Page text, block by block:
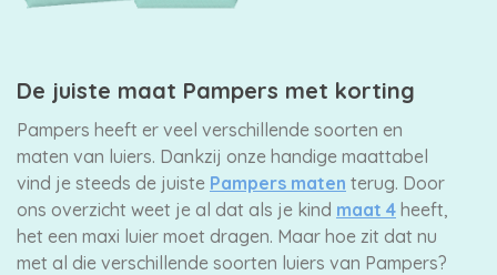
De juiste maat Pampers met korting
Pampers heeft er veel verschillende soorten en
maten van luiers. Dankzij onze handige maattabel
vind je steeds de juiste Pampers maten terug. Door
ons overzicht weet je al dat als je kind maat 4 heeft,
het een maxi luier moet dragen. Maar hoe zit dat nu
met al die verschillende soorten luiers van Pampers?